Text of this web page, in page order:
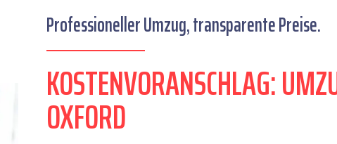
Professioneller Umzug, transparente Preise.
KOSTENVORANSCHLAG:
OXFORD